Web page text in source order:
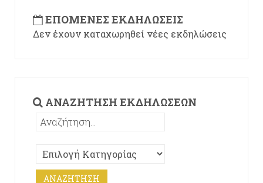
ΕΠΌΜΕΝΕΣ ΕΚΔΗΛΏΣΕΙΣ
Δεν έχουν καταχωρηθεί νέες εκδηλώσεις
ΑΝΑΖΉΤΗΣΗ ΕΚΔΗΛΏΣΕΩΝ